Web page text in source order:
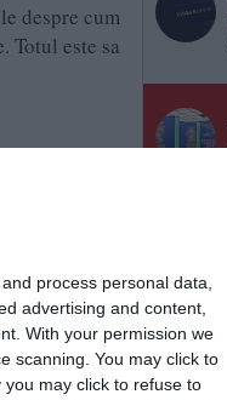
process personal data,
advertising and content,
With your permission we
scanning. You may click to
may click to refuse to
despre cum
Totul este sa
familiei.